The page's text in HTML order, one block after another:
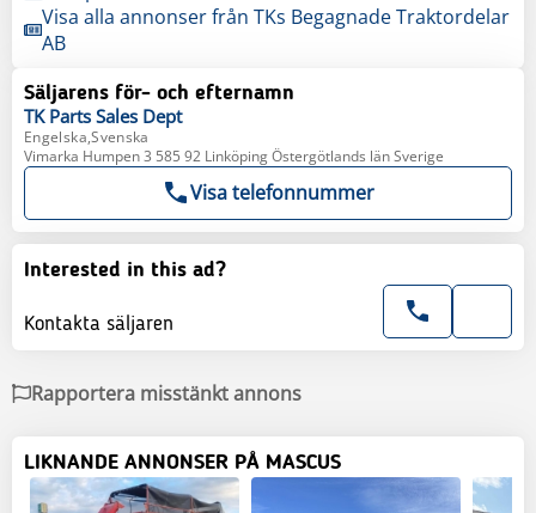
Visa alla annonser från TKs Begagnade Traktordelar
AB
Säljarens för- och efternamn
TK Parts Sales Dept
Engelska,Svenska
Vimarka Humpen 3 585 92 Linköping Östergötlands län Sverige
Visa telefonnummer
Interested in this ad?
Kontakta säljaren
Rapportera misstänkt annons
LIKNANDE ANNONSER PÅ MASCUS